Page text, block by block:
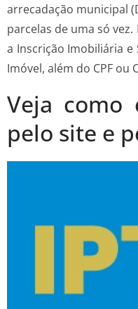
arrecadação municipal
parcelas de uma só
a Inscrição Imobiliária e
Imóvel, além do CPF ou
Veja como
pelo site e